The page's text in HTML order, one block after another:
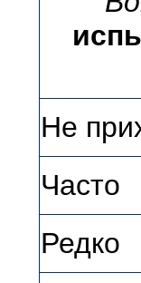
Не
Часто
Редко